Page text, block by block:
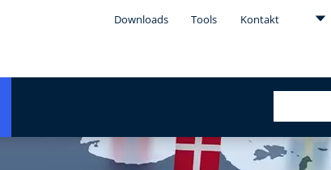
Downloads Tools Kontakt